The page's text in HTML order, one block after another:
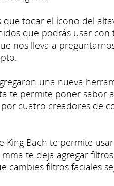
que tocar el ícono del
que podrás usar con
nos lleva a
una nueva
te permite poner sabor
cuatro creadores de
King Bach te permite
te deja agregar
cambies filtros faciales